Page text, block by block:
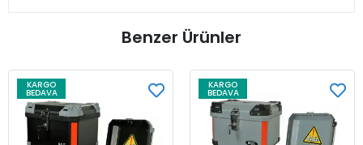
Benzer Ürünler
KARGO
BEDAVA
KARGO
BEDAVA